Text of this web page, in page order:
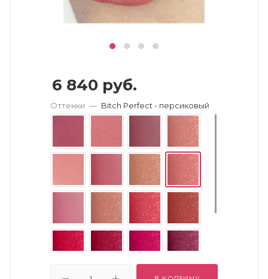
6 840 руб.
Оттенки — Bitch Perfect - персиковый